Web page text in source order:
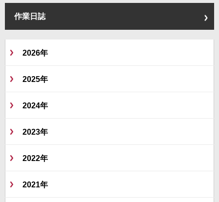
作業日誌
2026年
2025年
2024年
2023年
2022年
2021年